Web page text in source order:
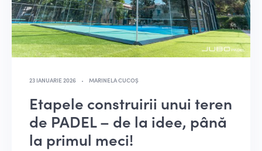
23 IANUARIE 2026 MARINELA CUCOȘ
Etapele construirii unui teren
de PADEL – de la idee, până
la primul meci!